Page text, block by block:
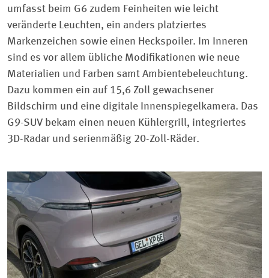
umfasst beim G6 zudem Feinheiten wie leicht
veränderte Leuchten, ein anders platziertes
Markenzeichen sowie einen Heckspoiler. Im Inneren
sind es vor allem übliche Modifikationen wie neue
Materialien und Farben samt Ambientebeleuchtung.
Dazu kommen ein auf 15,6 Zoll gewachsener
Bildschirm und eine digitale Innenspiegelkamera. Das
G9-SUV bekam einen neuen Kühlergrill, integriertes
3D-Radar und serienmäßig 20-Zoll-Räder.